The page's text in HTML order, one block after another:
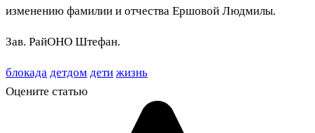
изменению фамилии и отчества Ершовой Людмилы.
Зав. РайОНО Штефан.
блокада детдом дети жизнь
Оцените статью